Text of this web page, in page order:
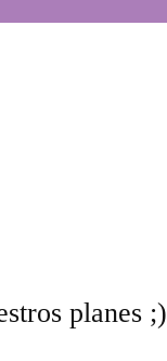
planes ;)